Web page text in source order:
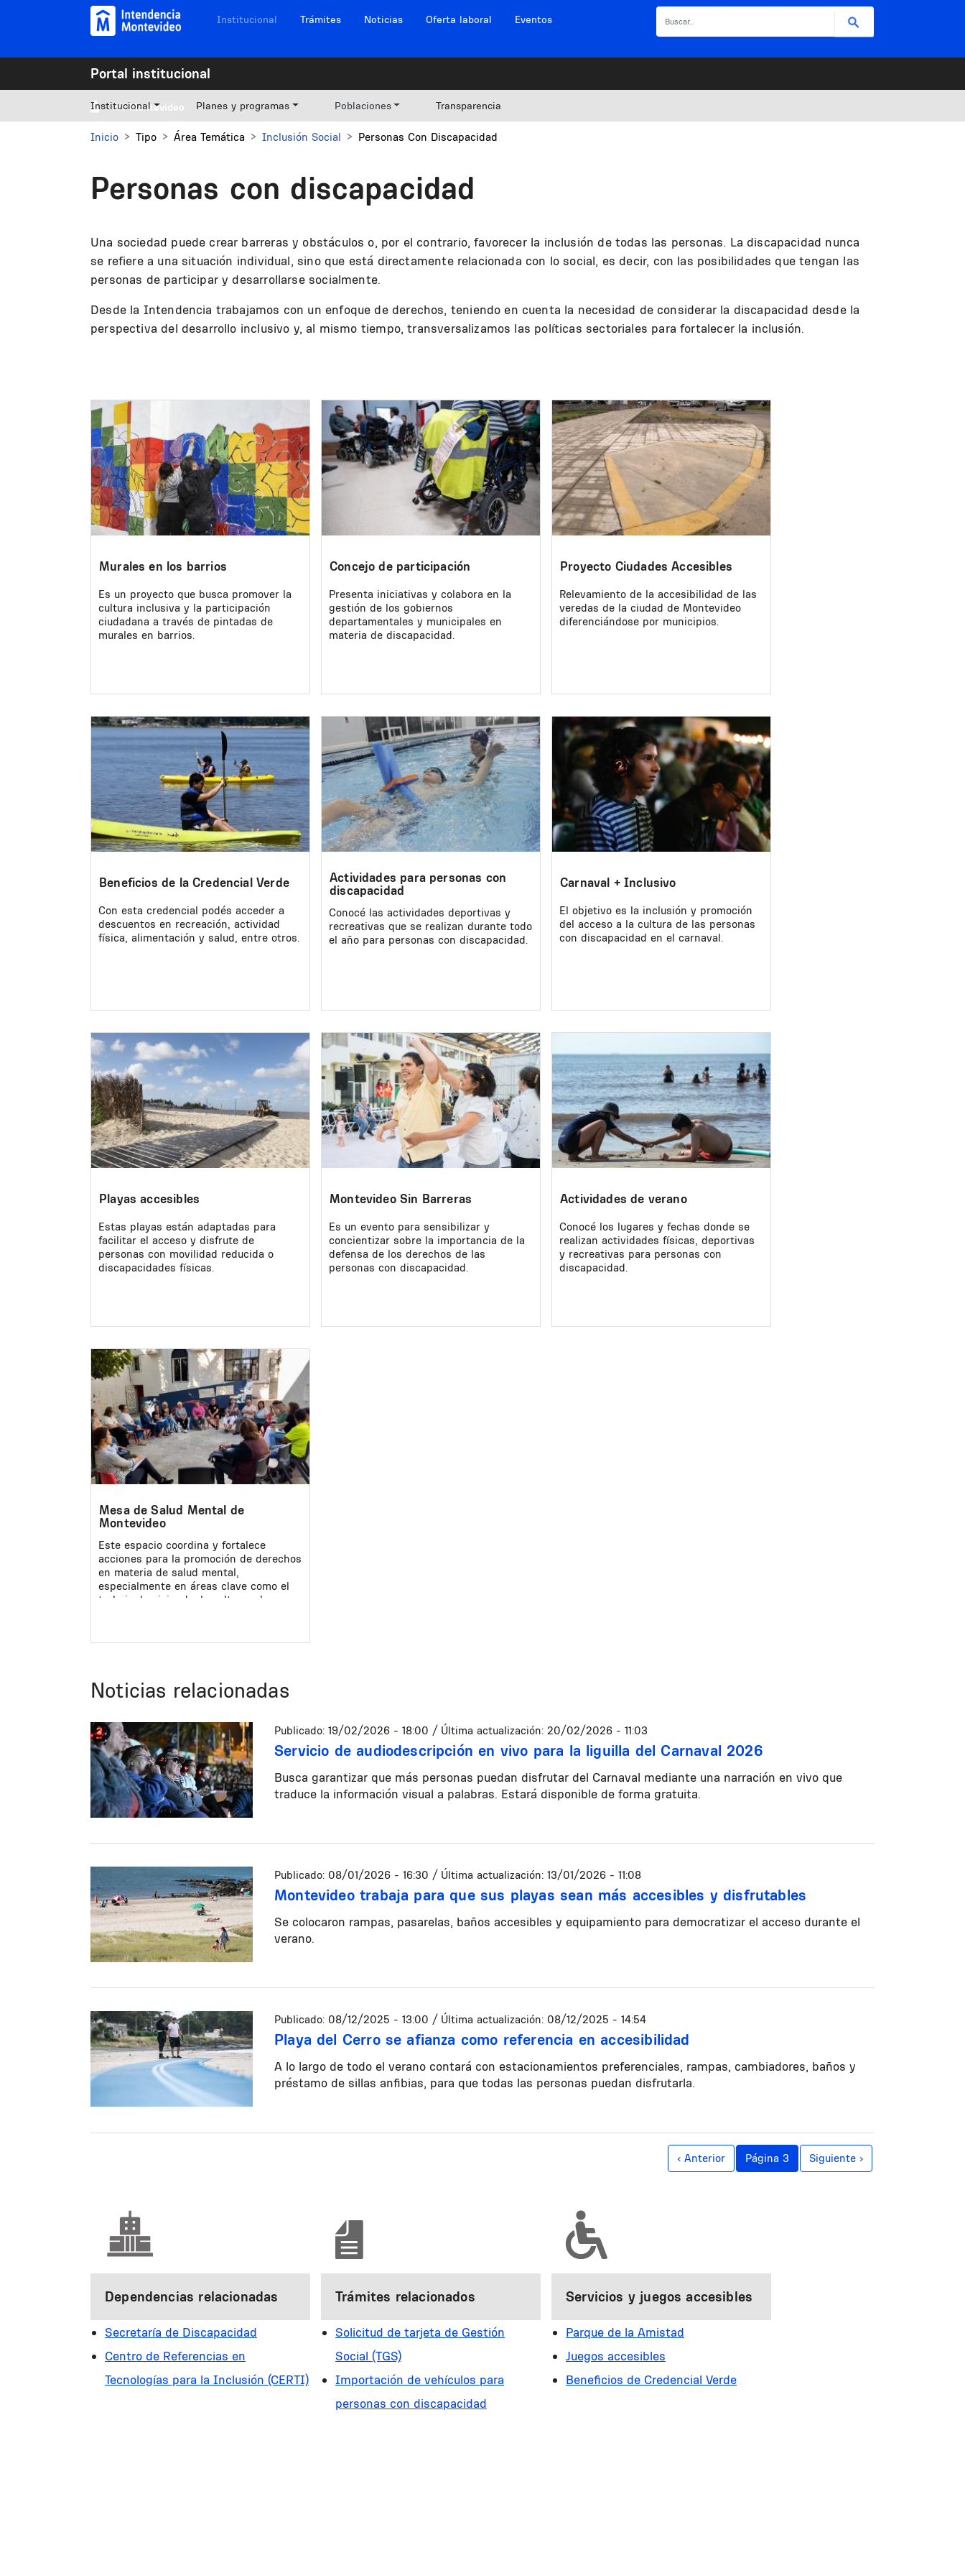
Pasar al contenido principal Navegación sitios
Institucional Trámites Noticias Oferta laboral Eventos
Portal institucional
Mi Montevideo
Institucional Planes y programas Poblaciones Transparencia
Inicio Tipo Área Temática Inclusión Social Personas Con Discapacidad
Personas con discapacidad
Una sociedad puede crear barreras y obstáculos o, por el contrario, favorecer la inclusión de todas las personas. La discapacidad nunca
se refiere a una situación individual, sino que está directamente relacionada con lo social, es decir, con las posibilidades que tengan las
personas de participar y desarrollarse socialmente.
Desde la Intendencia trabajamos con un enfoque de derechos, teniendo en cuenta la necesidad de considerar la discapacidad desde la
perspectiva del desarrollo inclusivo y, al mismo tiempo, transversalizamos las políticas sectoriales para fortalecer la inclusión.
Image
Murales en los barrios
Es un proyecto que busca promover la
cultura inclusiva y la participación
ciudadana a través de pintadas de
murales en barrios.
Image
Concejo de participación
Presenta iniciativas y colabora en la
gestión de los gobiernos
departamentales y municipales en
materia de discapacidad.
Image
Proyecto Ciudades Accesibles
Relevamiento de la accesibilidad de las
veredas de la ciudad de Montevideo
diferenciándose por municipios.
Image
Beneficios de la Credencial Verde
Con esta credencial podés acceder a
descuentos en recreación, actividad
física, alimentación y salud, entre otros.
Image
Actividades para personas con
discapacidad
Conocé las actividades deportivas y
recreativas que se realizan durante todo
el año para personas con discapacidad.
Image
Carnaval + Inclusivo
El objetivo es la inclusión y promoción
del acceso a la cultura de las personas
con discapacidad en el carnaval.
Image
Playas accesibles
Estas playas están adaptadas para
facilitar el acceso y disfrute de
personas con movilidad reducida o
discapacidades físicas.
Image
Montevideo Sin Barreras
Es un evento para sensibilizar y
concientizar sobre la importancia de la
defensa de los derechos de las
personas con discapacidad.
Actividades de verano
Conocé los lugares y fechas donde se
realizan actividades físicas, deportivas
y recreativas para personas con
discapacidad.
Image
Mesa de Salud Mental de
Montevideo
Este espacio coordina y fortalece
acciones para la promoción de derechos
en materia de salud mental,
especialmente en áreas clave como el
trabajo, la vivienda, la cultura y la
Noticias relacionadas
Publicado: 19/02/2026 - 18:00 / Última actualización: 20/02/2026 - 11:03
Servicio de audiodescripción en vivo para la liguilla del Carnaval 2026
Busca garantizar que más personas puedan disfrutar del Carnaval mediante una narración en vivo que
traduce la información visual a palabras. Estará disponible de forma gratuita.
Publicado: 08/01/2026 - 16:30 / Última actualización: 13/01/2026 - 11:08
Montevideo trabaja para que sus playas sean más accesibles y disfrutables
Se colocaron rampas, pasarelas, baños accesibles y equipamiento para democratizar el acceso durante el
verano.
Publicado: 08/12/2025 - 13:00 / Última actualización: 08/12/2025 - 14:54
Playa del Cerro se afianza como referencia en accesibilidad
A lo largo de todo el verano contará con estacionamientos preferenciales, rampas, cambiadores, baños y
préstamo de sillas anfibias, para que todas las personas puedan disfrutarla.
Página anterior
‹ Anterior Página 3 Siguiente página
Siguiente ›
Dependencias relacionadas
Secretaría de Discapacidad
Centro de Referencias en
Tecnologías para la Inclusión (CERTI)
Trámites relacionados
Solicitud de tarjeta de Gestión
Social (TGS)
Importación de vehículos para
personas con discapacidad
Servicios y juegos accesibles
Parque de la Amistad
Juegos accesibles
Beneficios de Credencial Verde